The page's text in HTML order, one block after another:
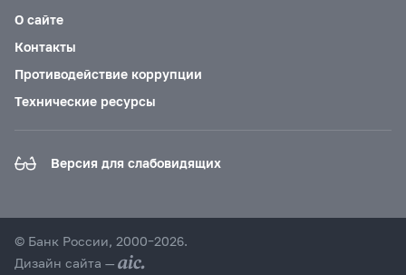
О сайте
Контакты
Противодействие коррупции
Технические ресурсы
Версия для слабовидящих
© Банк России, 2000–2026.
Дизайн сайта —